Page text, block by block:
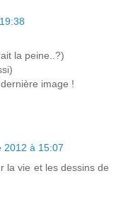
la peine..?)
image !
2012 à 15:07
la vie et les dessins de